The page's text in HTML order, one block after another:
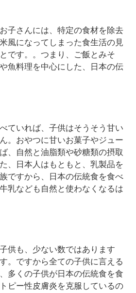
子さんには、特定の食材を除去
風になってしまった食生活の見
です。。つまり、ご飯とみそ
魚料理を中心にした、日本の伝
ていれば、子供はそうそう甘い
。おやつに甘いお菓子やジュー
、自然と油脂類や砂糖類の摂取
、日本人はもともと、乳製品を
ですから、日本の伝統食を食べ
乳なども自然と使わなくなるは
供も、少ない数ではあります
。ですから全ての子供に言える
多くの子供が日本の伝統食を食
ピー性皮膚炎を克服しているの